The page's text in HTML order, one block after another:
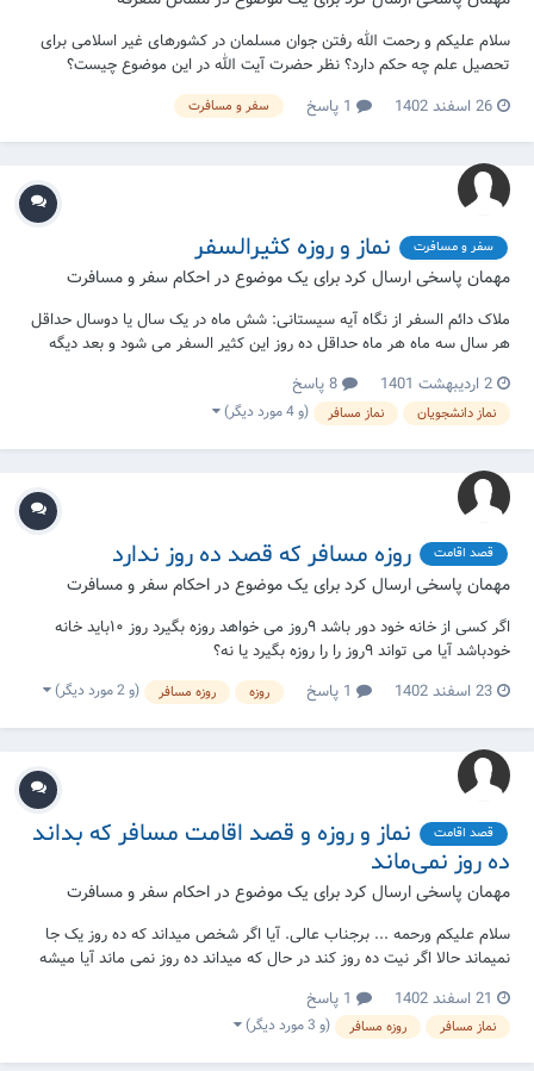
سلام علیکم و رحمت الله رفتن جوان مسلمان در کشورهای غیر اسلامی برای
تحصیل علم چه حکم دارد؟ نظر حضرت آیت الله در این موضوع چیست؟
26 اسفند 1402
سفر و مسافرت
سفر و مسافرت نماز و روزه کثیرالسفر
مهمان پاسخی ارسال کرد برای یک موضوع در احکام سفر و مسافرت
ملاک دائم السفر از نگاه آیه سیستانی: شش ماه در یک سال یا دوسال حداقل
هر سال سه ماه هر ماه حداقل ده روز این کثیر السفر می شود و بعد دیگه
دانش آموزان و دانشجویان نیز می شود؟
2 اردیبهشت 1401
نماز دانشجویان نماز مسافر (و 4 مورد دیگر)
قصد اقامت روزه مسافر که قصد ده روز ندارد
مهمان پاسخی ارسال کرد برای یک موضوع در احکام سفر و مسافرت
اگر کسی از خانه خود دور باشد ۹روز می خواهد روزه بگیرد روز ۱۰باید خانه
خودباشد آیا می تواند ۹روز را را روزه بگیرد یا نه؟
23 اسفند 1402
روزه روزه مسافر (و 2 مورد دیگر)
قصد اقامت
نماز و روزه و قصد اقامت مسافر که بداند
ده روز نمی‌ماند
مهمان پاسخی ارسال کرد برای یک موضوع در احکام سفر و مسافرت
سلام علیکم ورحمه ... برجناب عالی. آیا اگر شخص میداند که ده روز یک جا
نمیماند حالا اگر نیت ده روز کند در حال که میداند ده روز نمی ماند آیا میشه
21 اسفند 1402
نماز مسافر روزه مسافر (و 3 مورد دیگر)